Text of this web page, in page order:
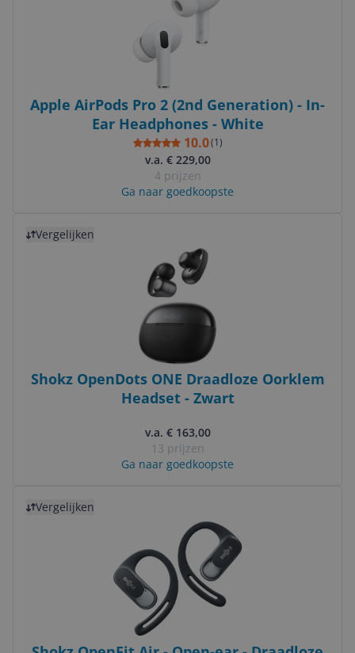
Apple AirPods Pro 2 (2nd Generation) - In-
Ear Headphones - White
10.0(1)
v.a. € 229,00
4 prijzen
Ga naar goedkoopste
Vergelijken
Shokz OpenDots ONE Draadloze Oorklem
Headset - Zwart
v.a. € 163,00
13 prijzen
Ga naar goedkoopste
Vergelijken